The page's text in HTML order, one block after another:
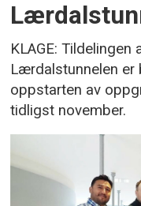
KLAGE:
Lærdalstunnelen er
oppstarten av
tidligst november.